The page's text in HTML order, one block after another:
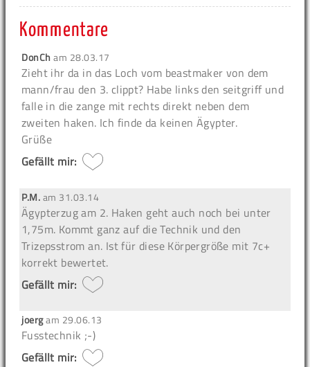
Kommentare
DonCham 28.03.17
Zieht ihr da in das Loch vom beastmaker von dem
mann/frau den 3. clippt? Habe links den seitgriff und
falle in die zange mit rechts direkt neben dem
zweiten haken. Ich finde da keinen Ägypter.
Grüße
Gefällt mir:
P.M.am 31.03.14
Ägypterzug am 2. Haken geht auch noch bei unter
1,75m. Kommt ganz auf die Technik und den
Trizepsstrom an. Ist für diese Körpergröße mit 7c+
korrekt bewertet.
Gefällt mir:
joergam 29.06.13
Fusstechnik ;-)
Gefällt mir: